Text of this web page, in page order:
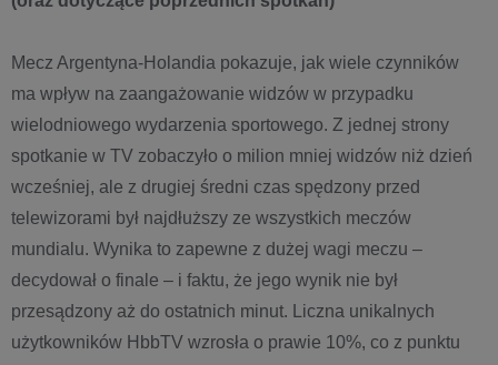
Mecz Argentyna-Holandia pokazuje, jak wiele czynników
ma wpływ na zaangażowanie widzów w przypadku
wielodniowego wydarzenia sportowego. Z jednej strony
spotkanie w TV zobaczyło o milion mniej widzów niż dzień
wcześniej, ale z drugiej średni czas spędzony przed
telewizorami był najdłuższy ze wszystkich meczów
mundialu. Wynika to zapewne z dużej wagi meczu –
decydował o finale – i faktu, że jego wynik nie był
przesądzony aż do ostatnich minut. Liczna unikalnych
użytkowników HbbTV wzrosła o prawie 10%, co z punktu